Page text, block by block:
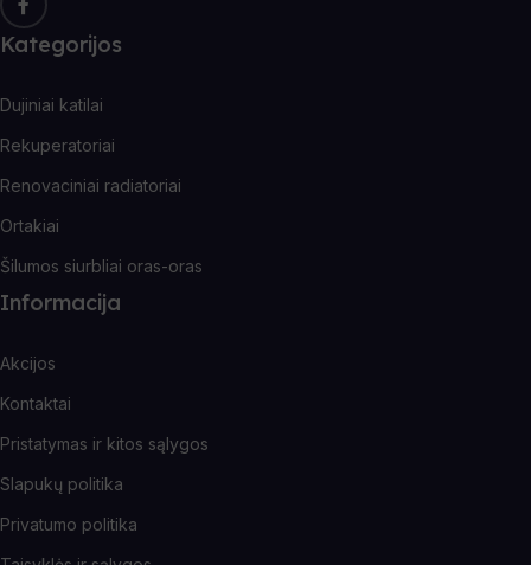
Kategorijos
Dujiniai katilai
Rekuperatoriai
Renovaciniai radiatoriai
Ortakiai
Šilumos siurbliai oras-oras
Informacija
Akcijos
Kontaktai
Pristatymas ir kitos sąlygos
Slapukų politika
Privatumo politika